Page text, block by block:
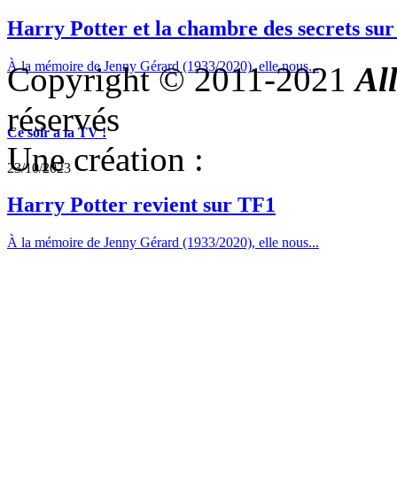
Harry Potter et la chambre des secrets
À la mémoire de Jenny Gérard (1933/2020), elle nous...
Ce soir a la TV !
23/10/2023
Harry Potter revient sur TF1
À la mémoire de Jenny Gérard (1933/2020), elle nous...
Copyright © 2011-2021
réservés
Une création :